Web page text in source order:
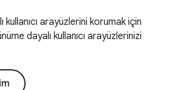
arayüzlerini korumak için
dayalı kullanıcı arayüzlerinizi